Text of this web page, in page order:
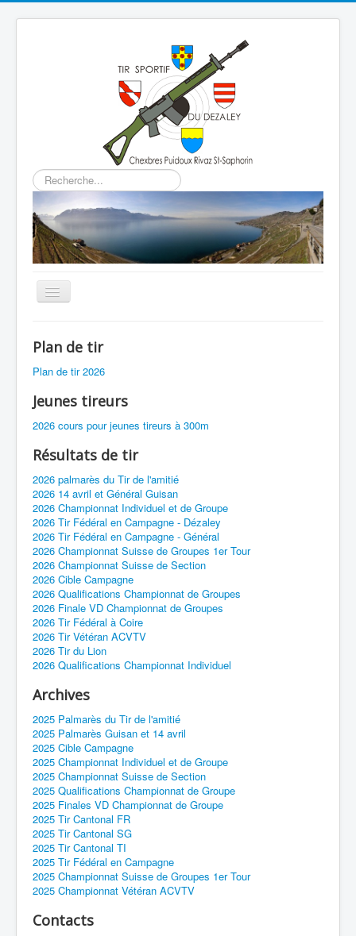
Rechercher
Basculer
la
Plan de tir
Plan de tir 2026
Jeunes tireurs
2026 cours pour jeunes tireurs à 300m
Résultats de tir
2026 palmarès du Tir de l'amitié
2026 14 avril et Général Guisan
2026 Championnat Individuel et de Groupe
2026 Tir Fédéral en Campagne - Dézaley
2026 Tir Fédéral en Campagne - Général
2026 Championnat Suisse de Groupes 1er Tour
2026 Championnat Suisse de Section
2026 Cible Campagne
2026 Qualifications Championnat de Groupes
2026 Finale VD Championnat de Groupes
2026 Tir Fédéral à Coire
2026 Tir Vétéran ACVTV
2026 Tir du Lion
2026 Qualifications Championnat Individuel
Archives
2025 Palmarès du Tir de l'amitié
2025 Palmarès Guisan et 14 avril
2025 Cible Campagne
2025 Championnat Individuel et de Groupe
2025 Championnat Suisse de Section
2025 Qualifications Championnat de Groupe
2025 Finales VD Championnat de Groupe
2025 Tir Cantonal FR
2025 Tir Cantonal SG
2025 Tir Cantonal TI
2025 Tir Fédéral en Campagne
2025 Championnat Suisse de Groupes 1er Tour
2025 Championnat Vétéran ACVTV
Contacts